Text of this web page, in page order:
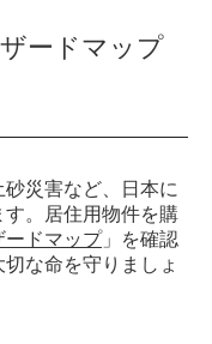
ードマップ
災害など、日本に
。居住用物件を購
ードマップ」を確認
な命を守りましょ